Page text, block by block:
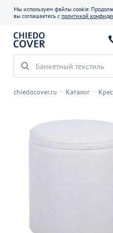
Мы используем файлы cookie.
вы соглашаетесь с политикой
Банкетный текстиль
chiedocover.ru Каталог